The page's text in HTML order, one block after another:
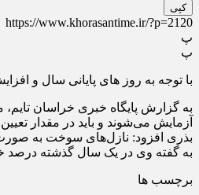
کپی
https://www.khorasantime.ir/?p=2120
پ
پ
با توجه به روز های پایانی سال و
به گزارش پایگاه خبری خراسان
آزمایش می‌شوند و باید در مقدار
بذری افزود: نازل‌های سوخت به
به گفته وی در یک سال گذشته درصد خطای نازل‌های سوخت در حد
برچسب ها